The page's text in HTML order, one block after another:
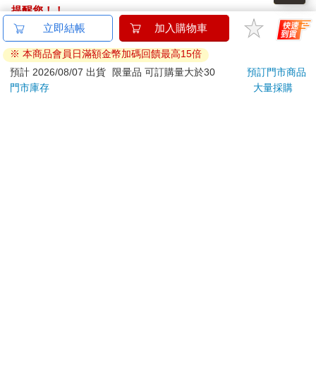
提醒您！！
金石堂及銀行均不會請您操作ATM! 如接獲電話要求您前往
ATM提款機，請不要聽從指示，以免受騙上當！
退換貨須知：
**提醒您，鑑賞期不等於試用期，退回商品須為全新狀態**
立即結帳 加入購物車
※ 本商品會員日滿額金幣加碼回饋最高15倍
預計 2026/08/07 出貨
限量品 可訂購量大於30
預訂門市商品
門市庫存
大量採購